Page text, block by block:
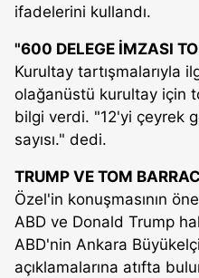
ifadelerini kullandı.
"600 DELEGE İMZASI
Kurultay tartışmalarıyla
olağanüstü kurultay için
bilgi verdi. "12'yi çeyrek
sayısı." dedi.
TRUMP VE TOM
Özel'in konuşmasının
ABD ve Donald Trump
ABD'nin Ankara
açıklamalarına atıfta